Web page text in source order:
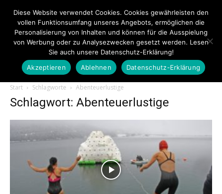
Touristiknews.de
Touristiknews
Start Schlagworte Abenteuerlustige
Schlagwort: Abenteuerlustige
Diese Website verwendet Cookies. Cookies gewährleisten den
vollen Funktionsumfang unseres Angebots, ermöglichen die
Personalisierung von Inhalten und können für die Ausspielung
von Werbung oder zu Analysezwecken gesetzt werden. Lesen
Sie auch unsere Datenschutz-Erklärung!
Akzeptieren
Ablehnen Datenschutz-Erklärung